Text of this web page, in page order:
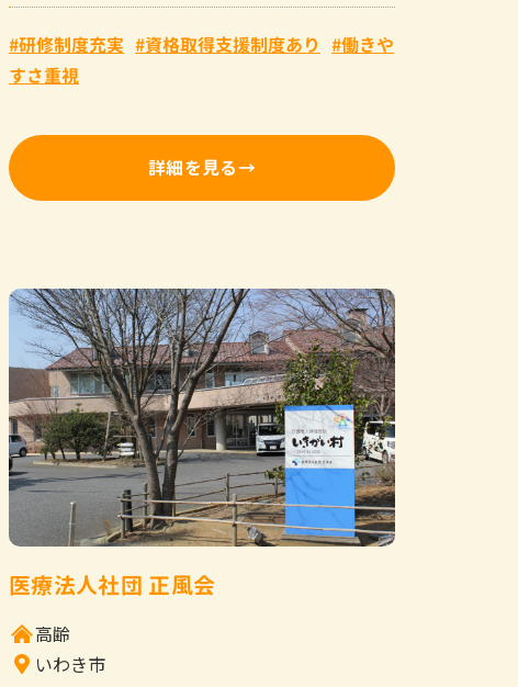
研修制度充実 資格取得支援制度あり
働きや
すさ重視
詳細を見る
医療法人社団 正風会
高齢
いわき市